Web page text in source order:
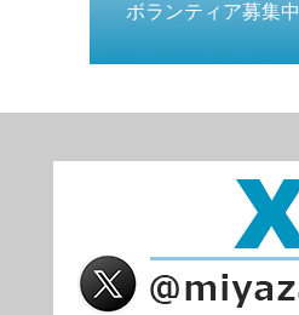
ボランティア募集中